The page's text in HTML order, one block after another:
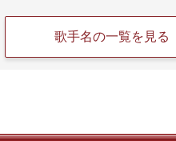
歌手名の一覧を見る